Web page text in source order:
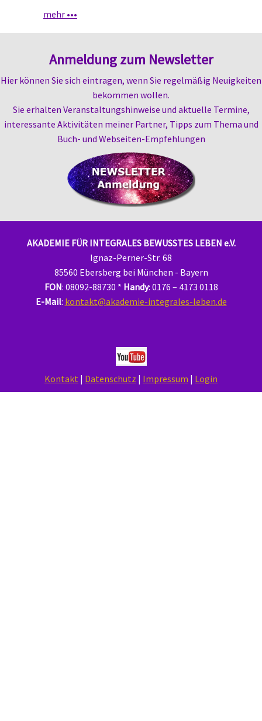
mehr •••
Anmeldung zum Newsletter
Hier können Sie sich eintragen, wenn Sie regelmäßig Neuigkeiten
bekommen wollen.
Sie erhalten Veranstaltungshinweise und aktuelle Termine,
interessante Aktivitäten meiner Partner, Tipps zum Thema und
Buch- und Webseiten-Empfehlungen
AKADEMIE FÜR INTEGRALES BEWUSSTES LEBEN e.V.
Ignaz-Perner-Str. 68
85560 Ebersberg bei München - Bayern
FON: 08092-88730 * Handy: 0176 – 4173 0118
E-Mail: kontakt@akademie-integrales-leben.de
Kontakt | Datenschutz | Impressum | Login